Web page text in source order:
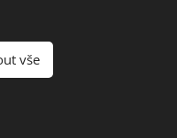
vše